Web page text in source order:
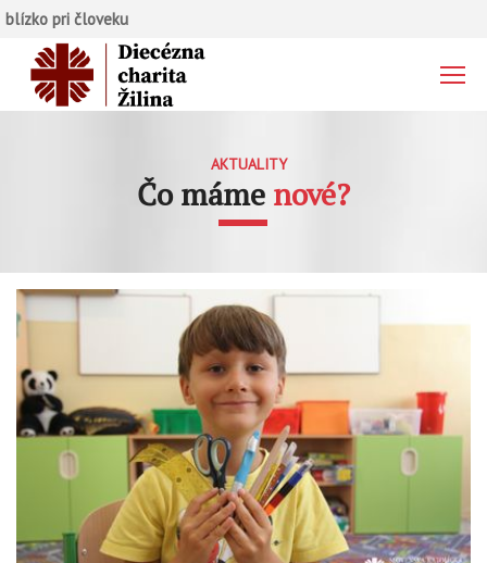
blízko pri človeku
AKTUALITY
Čo máme nové?